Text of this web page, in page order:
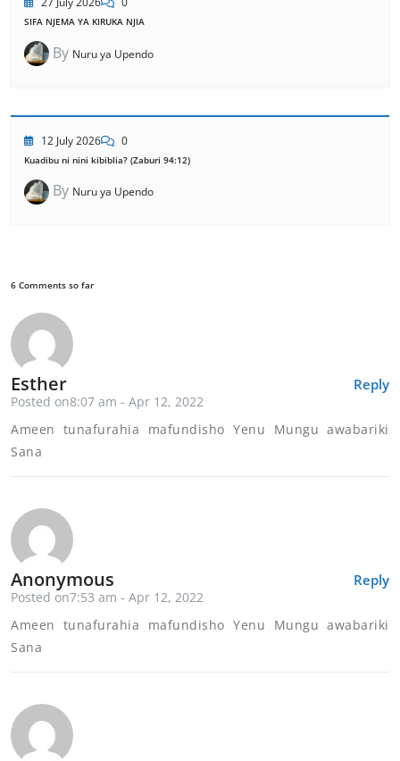
SIFA NJEMA YA KIRUKA NJIA
By Nuru ya Upendo
12 July 2026 0
Kuadibu ni nini kibiblia? (Zaburi 94:12)
By Nuru ya Upendo
6 Comments so far
Reply
Esther
Posted on8:07 am - Apr 12, 2022
Ameen tunafurahia mafundisho Yenu Mungu awabariki
Sana
Reply
Anonymous
Posted on7:53 am - Apr 12, 2022
Ameen tunafurahia mafundisho Yenu Mungu awabariki
Sana